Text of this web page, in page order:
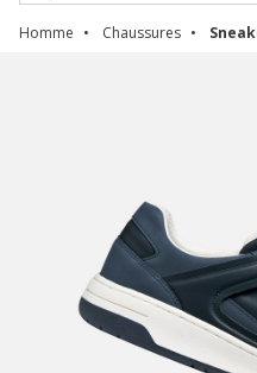
Homme Chaussures